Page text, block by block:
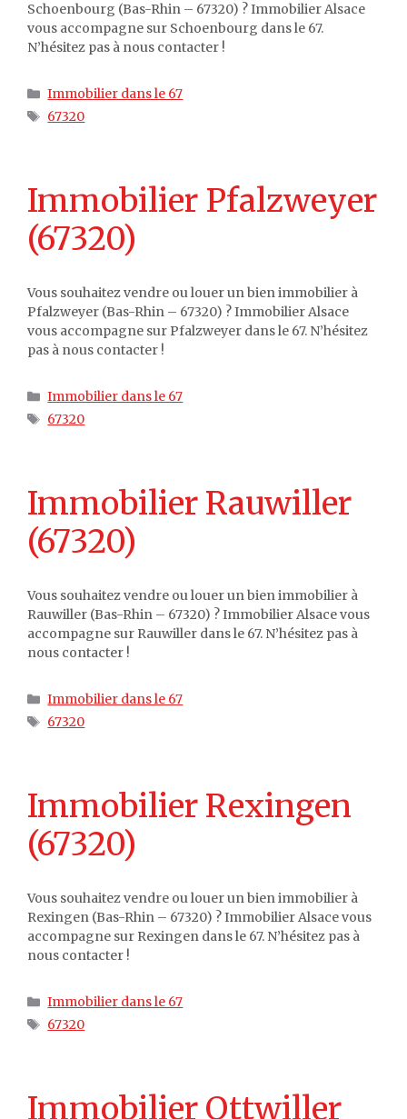
Schoenbourg (Bas-Rhin – 67320) ? Immobilier Alsace
vous accompagne sur Schoenbourg dans le 67.
N’hésitez pas à nous contacter !
Catégories
Immobilier dans le 67
Étiquettes
67320
Immobilier Pfalzweyer
(67320)
Vous souhaitez vendre ou louer un bien immobilier à
Pfalzweyer (Bas-Rhin – 67320) ? Immobilier Alsace
vous accompagne sur Pfalzweyer dans le 67. N’hésitez
pas à nous contacter !
Catégories
Immobilier dans le 67
Étiquettes
67320
Immobilier Rauwiller
(67320)
Vous souhaitez vendre ou louer un bien immobilier à
Rauwiller (Bas-Rhin – 67320) ? Immobilier Alsace vous
accompagne sur Rauwiller dans le 67. N’hésitez pas à
nous contacter !
Catégories
Immobilier dans le 67
Étiquettes
67320
Immobilier Rexingen
(67320)
Vous souhaitez vendre ou louer un bien immobilier à
Rexingen (Bas-Rhin – 67320) ? Immobilier Alsace vous
accompagne sur Rexingen dans le 67. N’hésitez pas à
nous contacter !
Catégories
Immobilier dans le 67
Étiquettes
67320
Immobilier Ottwiller